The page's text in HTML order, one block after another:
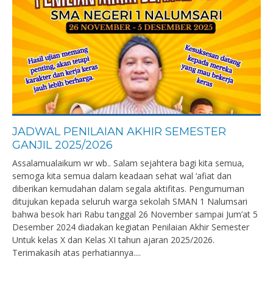
JADWAL PENILAIAN AKHIR SEMESTER
GANJIL 2025/2026
Assalamualaikum wr wb.. Salam sejahtera bagi kita semua,
semoga kita semua dalam keadaan sehat wal ‘afiat dan
diberikan kemudahan dalam segala aktifitas. Pengumuman
ditujukan kepada seluruh warga sekolah SMAN 1 Nalumsari
bahwa besok hari Rabu tanggal 26 November sampai Jum’at 5
Desember 2024 diadakan kegiatan Penilaian Akhir Semester
Untuk kelas X dan Kelas XI tahun ajaran 2025/2026.
Terimakasih atas perhatiannya....